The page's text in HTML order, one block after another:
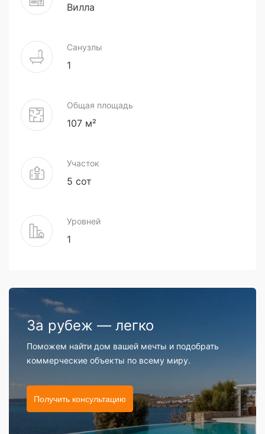
Вилла
Санузлы
1
Общая площадь
107 м²
Участок
5 сот
Уровней
1
За рубеж — легко
Поможем найти дом вашей мечты и подобрать
коммерческие объекты по всему миру.
Получить консультацию